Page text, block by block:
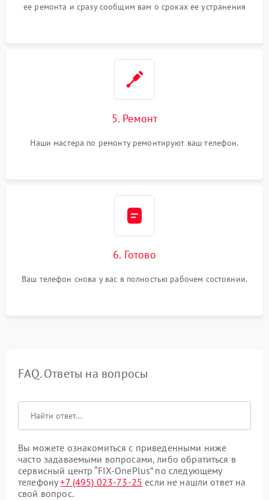
ее ремонта и сразу сообщим вам о сроках ее устранения
5. Ремонт
Наши мастера по ремонту ремонтируют ваш телефон.
6. Готово
Ваш телефон снова у вас в полностью рабочем состоянии.
FAQ. Ответы на вопросы
Вы можете ознакомиться с приведенными ниже
часто задаваемыми вопросами, либо обратиться в
сервисный центр “FIX-OnePlus” по следующему
телефону+7 (495) 023-73-25 если не нашли ответ на
свой вопрос.